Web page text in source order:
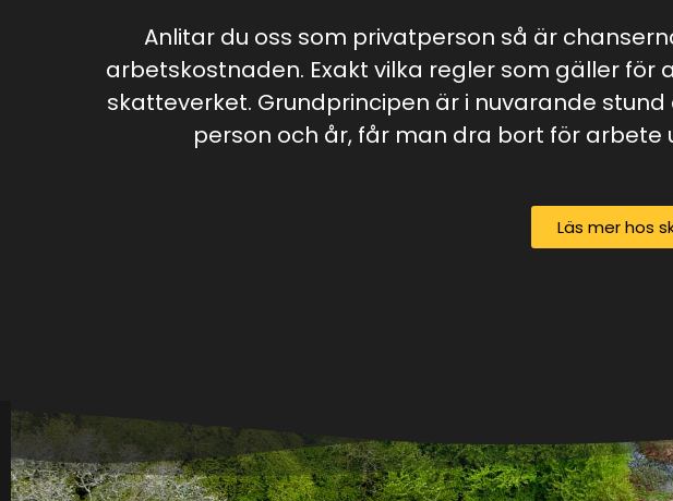
Anlitar du oss som privatperson så är
arbetskostnaden. Exakt vilka regler som gäller
skatteverket. Grundprincipen är i nuvarande
person och år, får man dra bort för arbete
Läs mer hos